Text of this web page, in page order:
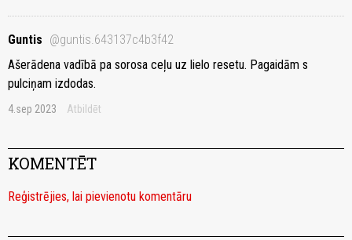
Guntis @guntis.643137c4b3f42
Ašerādena vadībā pa sorosa ceļu uz lielo resetu. Pagaidām s
pulciņam izdodas.
4.sep 2023 Atbildēt
KOMENTĒT
Reģistrējies, lai pievienotu komentāru